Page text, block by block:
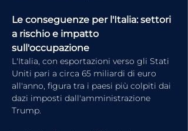
Le conseguenze per l'Italia: settori
a rischio e impatto
sull'occupazione
L'Italia, con esportazioni verso gli Stati
Uniti pari a circa 65 miliardi di euro
all'anno, figura tra i paesi più colpiti dai
dazi imposti dall'amministrazione
Trump.